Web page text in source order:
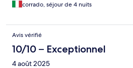
corrado, séjour de 4 nuits
Avis vérifié
10/10 – Exceptionnel
4 août 2025